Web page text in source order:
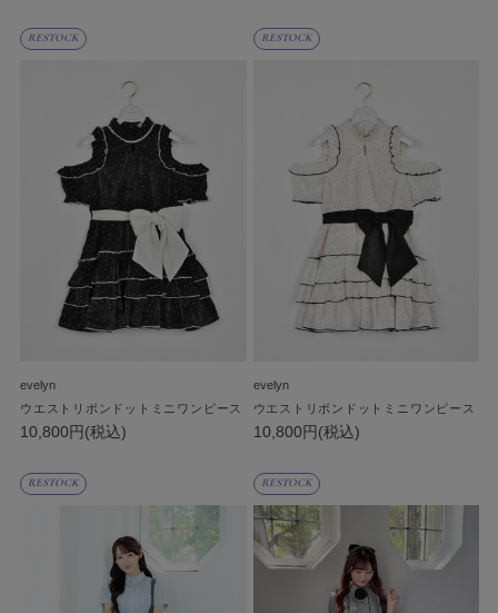
RESTOCK
evelyn
ウエストリボンドットミニワンピース
10,800円(税込)
RESTOCK
evelyn
ウエストリボンドットミニワンピース
10,800円(税込)
RESTOCK RESTOCK